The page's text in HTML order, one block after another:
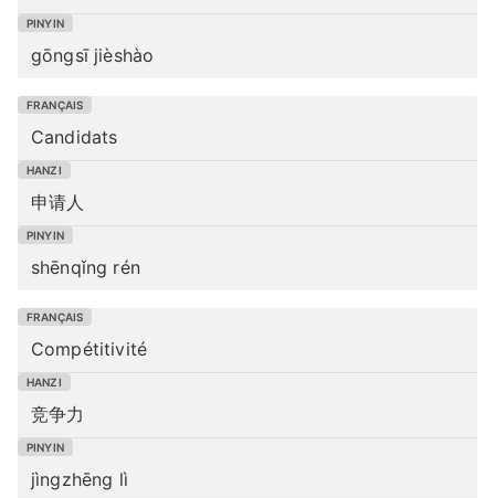
gōngsī jièshào
Candidats
申请人
shēnqǐng rén
Compétitivité
竞争力
jìngzhēng lì